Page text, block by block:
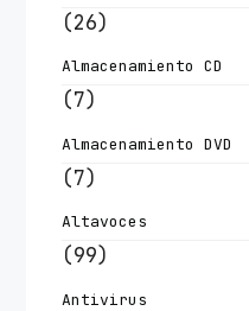
(26)
Almacenamiento CD
(7)
Almacenamiento DVD
(7)
Altavoces
(99)
Antivirus